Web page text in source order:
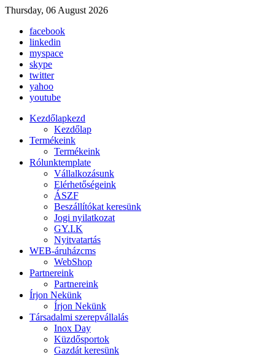
Thursday, 06 August 2026
facebook
linkedin
myspace
skype
twitter
yahoo
youtube
Kezdőlapkezd
Kezdőlap
Termékeink
Termékeink
Rólunktemplate
Vállalkozásunk
Elérhetőségeink
ÁSZF
Beszállítókat keresünk
Jogi nyilatkozat
GY.I.K
Nyitvatartás
WEB-áruházcms
WebShop
Partnereink
Partnereink
Írjon Nekünk
Írjon Nekünk
Társadalmi szerepvállalás
Inox Day
Küzdősportok
Gazdát keresünk